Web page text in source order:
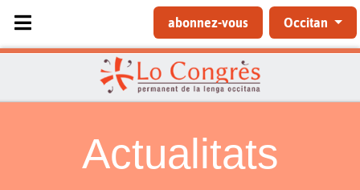
Sélectionnez votre langue
abonnez-vous Occitan
Actualitats